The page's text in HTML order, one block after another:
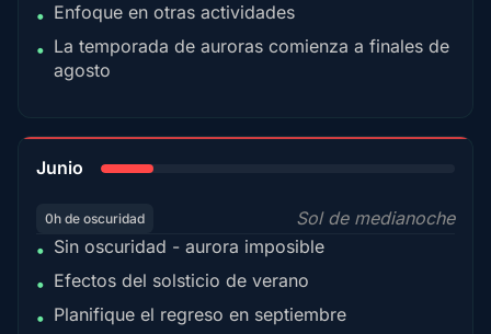
• Enfoque en otras actividades
• La temporada de auroras comienza a finales de
agosto
Junio
0h de oscuridad
Sol de medianoche
• Sin oscuridad - aurora imposible
• Efectos del solsticio de verano
• Planifique el regreso en septiembre